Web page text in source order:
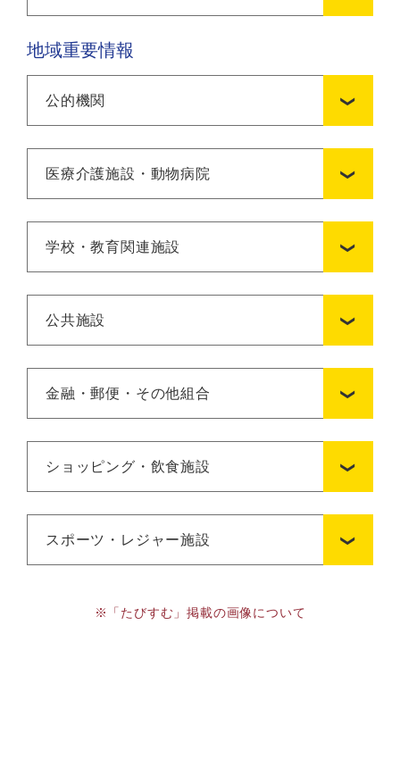
地域重要情報
公的機関
医療介護施設・動物病院
学校・教育関連施設
公共施設
金融・郵便・その他組合
ショッピング・飲食施設
スポーツ・レジャー施設
※「たびすむ」掲載の画像について